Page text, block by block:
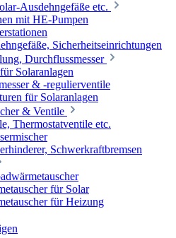
Ausdehngefäße etc.
mit HE-Pumpen
Sicherheitseinrichtungen
Durchflussmesser
Solaranlagen
& -regulierventile
für Solaranlagen
& Ventile
Thermostatventile etc.
Schwerkraftbremsen
für Solar
für Heizung